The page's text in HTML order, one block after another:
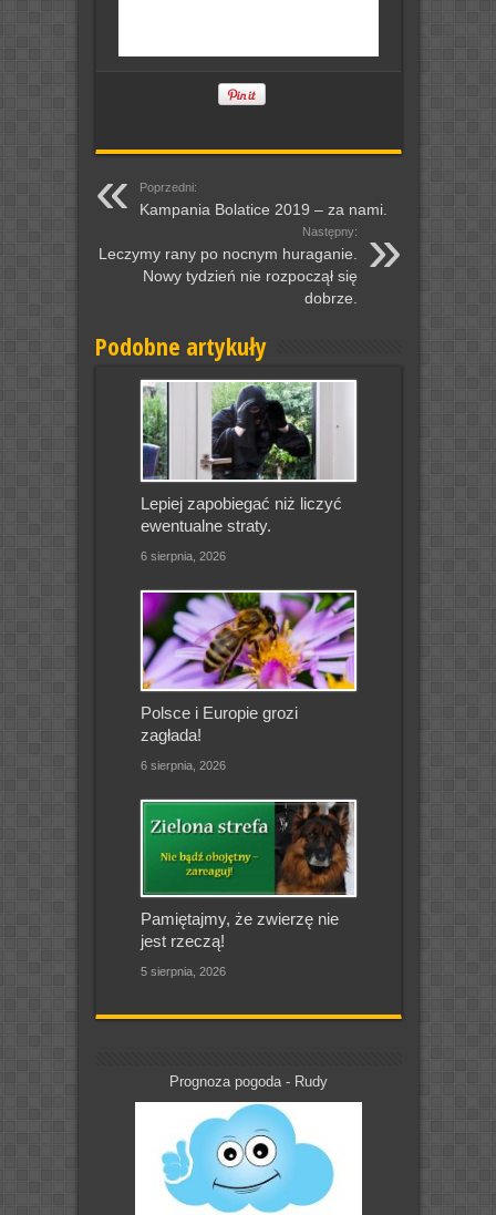
Poprzedni:
Kampania Bolatice 2019 – za nami.
Następny:
Leczymy rany po nocnym huraganie.
Nowy tydzień nie rozpoczął się
dobrze.
Podobne artykuły
Lepiej zapobiegać niż liczyć
ewentualne straty.
6 sierpnia, 2026
Polsce i Europie grozi
zagłada!
6 sierpnia, 2026
Pamiętajmy, że zwierzę nie
jest rzeczą!
5 sierpnia, 2026
Prognoza pogoda - Rudy